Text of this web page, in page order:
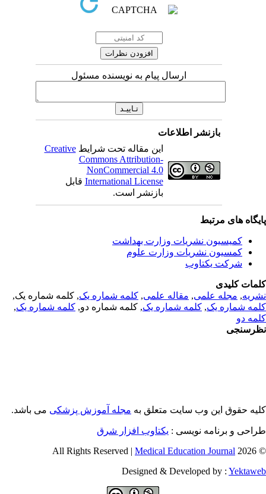
ارسال پیام به نویسنده مسئول
بازنشر اطلاعات
این مقاله تحت شرایطCreative
Commons Attribution-
NonCommercial 4.0
International Licenseقابل
بازنشر است.
های مرتبط
کمیسیون نشریات وزارت بهداشت
کمسیون نشریات وزارت علوم
شرکت یکتاوب
کلیدی
,مجله علمی, مقاله علمی, کلمه شماره یک, کلمه شماره یک,
شماره یک,کلمه شماره یک, کلمه شماره دو,کلمه شماره یک,
دو
حقوق این وب سایت متعلق بهمجله آموزش پزشکیمی باشد.
و برنامه نویسی : یکتاوب افزار شرق
©
Medical Education Journal
Designed & Developed by :